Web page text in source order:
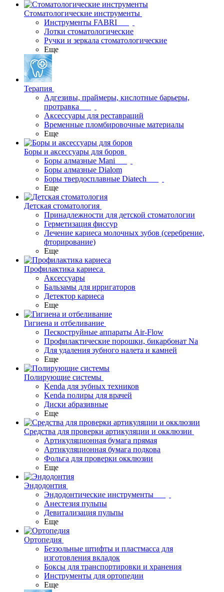
Стоматологические инструменты
Инструменты FABRI
Лотки стоматологические
Ручки и зеркала стоматологические
Еще
Терапия
Адгезивы, праймеры, кислотные барьеры,
протравка
Аксессуары для реставраций
Временные пломбировочные материалы
Еще
Боры и аксессуары для боров
Боры алмазные Mani
Боры алмазные Dialom
Боры твердосплавные Diatech
Еще
Детская стоматология
Принадлежности для детской стоматологии
Герметизация фиссур
Лечение кариеса молочных зубов (серебрение,
фторирование)
Еще
Профилактика кариеса
Аксессуары
Бальзамы для ирригаторов
Детектор кариеса
Еще
Гигиена и отбеливание
Пескоструйные аппараты Air-Flow
Профилактические порошки, бикарбонат Na
Для удаления зубного налета и камней
Еще
Полирующие системы
Kenda для зубных техников
Kenda полиры для врачей
Диски абразивные
Еще
Средства для проверки артикуляции и окклюзии
Артикуляционная бумага прямая
Артикуляционная бумага подкова
Фольга для проверки окклюзии
Еще
Эндодонтия
Эндодонтические инструменты
Анестезия пульпы
Девитализация пульпы
Еще
Ортопедия
Беззольные штифты и пластмасса для
изготовления вкладок
Боксы для транспортировки и хранения
Инструменты для ортопедии
Еще